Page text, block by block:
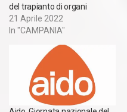
del trapianto di organi
21 Aprile 2022
In "CAMPANIA"